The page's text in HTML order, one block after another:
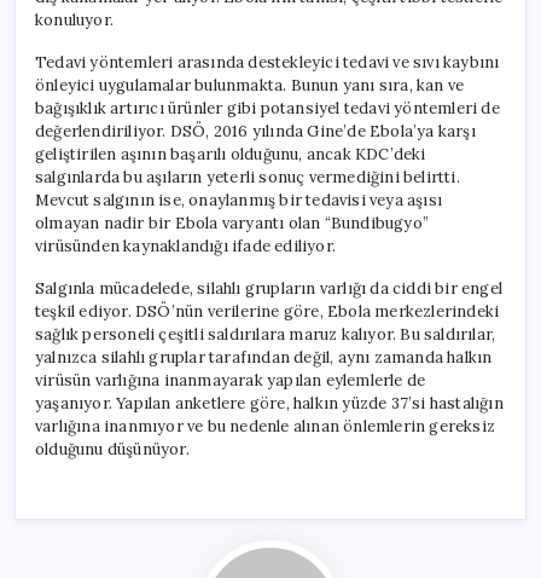
konuluyor.
Tedavi yöntemleri arasında destekleyici tedavi ve sıvı kaybını
önleyici uygulamalar bulunmakta. Bunun yanı sıra, kan ve
bağışıklık artırıcı ürünler gibi potansiyel tedavi yöntemleri de
değerlendiriliyor. DSÖ, 2016 yılında Gine’de Ebola’ya karşı
geliştirilen aşının başarılı olduğunu, ancak KDC’deki
salgınlarda bu aşıların yeterli sonuç vermediğini belirtti.
Mevcut salgının ise, onaylanmış bir tedavisi veya aşısı
olmayan nadir bir Ebola varyantı olan “Bundibugyo”
virüsünden kaynaklandığı ifade ediliyor.
Salgınla mücadelede, silahlı grupların varlığı da ciddi bir engel
teşkil ediyor. DSÖ’nün verilerine göre, Ebola merkezlerindeki
sağlık personeli çeşitli saldırılara maruz kalıyor. Bu saldırılar,
yalnızca silahlı gruplar tarafından değil, aynı zamanda halkın
virüsün varlığına inanmayarak yapılan eylemlerle de
yaşanıyor. Yapılan anketlere göre, halkın yüzde 37’si hastalığın
varlığına inanmıyor ve bu nedenle alınan önlemlerin gereksiz
olduğunu düşünüyor.